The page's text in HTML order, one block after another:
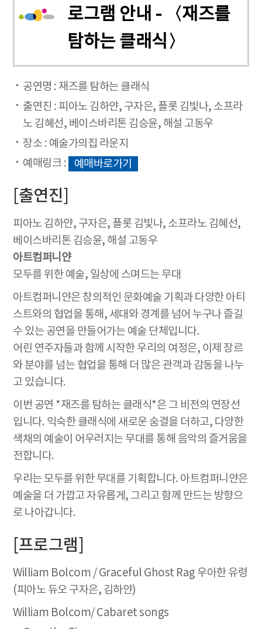
로그램 안내 - 〈재즈를
탐하는 클래식〉
공연명 : 재즈를 탐하는 클래식
출연진 : 피아노 김하얀, 구자은, 플롯 김빛나, 소프라
노 김혜선, 베이스바리톤 김승윤, 해설 고동우
장소 : 예술가의집 라운지
예매링크 :
예매바로가기
[출연진]
피아노 김하얀, 구자은, 플롯 김빛나, 소프라노 김혜선,
베이스바리톤 김승윤, 해설 고동우
아트컴퍼니얀
모두를 위한 예술, 일상에 스며드는 무대
아트컴퍼니얀은 창의적인 문화예술 기획과 다양한 아티
스트와의 협업을 통해, 세대와 경계를 넘어 누구나 즐길
수 있는 공연을 만들어가는 예술 단체입니다.
어린 연주자들과 함께 시작한 우리의 여정은, 이제 장르
와 분야를 넘는 협업을 통해 더 많은 관객과 감동을 나누
고 있습니다.
이번 공연 *재즈를 탐하는 클래식*은 그 비전의 연장선
입니다. 익숙한 클래식에 새로운 숨결을 더하고, 다양한
색채의 예술이 어우러지는 무대를 통해 음악의 즐거움을
전합니다.
우리는 모두를 위한 무대를 기획합니다. 아트컴퍼니얀은
예술을 더 가깝고 자유롭게, 그리고 함께 만드는 방향으
로 나아갑니다.
[프로그램]
William Bolcom / Graceful Ghost Rag 우아한 유령
(피아노 듀오 구자은, 김하얀)
William Bolcom/ Cabaret songs